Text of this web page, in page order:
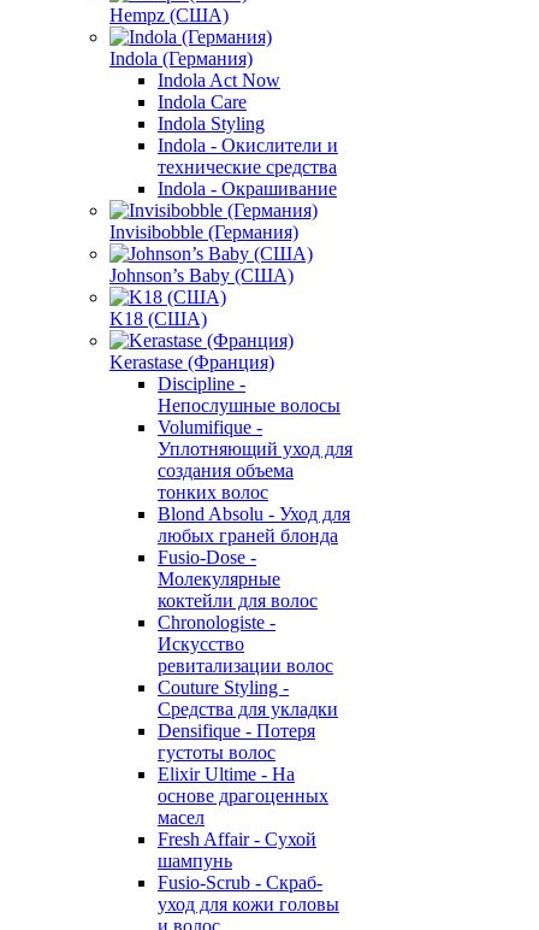
Hempz (США)
Indola (Германия)
Indola Act Now
Indola Care
Indola Styling
Indola - Окислители и
технические средства
Indola - Окрашивание
Invisibobble (Германия)
Johnson’s Baby (США)
K18 (США)
Kerastase (Франция)
Discipline -
Непослушные волосы
Volumifique -
Уплотняющий уход для
создания объема
тонких волос
Blond Absolu - Уход для
любых граней блонда
Fusio-Dose -
Молекулярные
коктейли для волос
Chronologiste -
Искусство
ревитализации волос
Couture Styling -
Средства для укладки
Densifique - Потеря
густоты волос
Elixir Ultime - На
основе драгоценных
масел
Fresh Affair - Сухой
шампунь
Fusio-Scrub - Скраб-
уход для кожи головы
и волос